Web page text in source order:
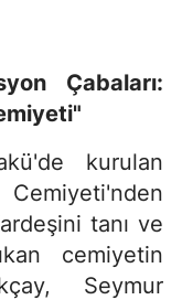
Çabaları:
kurulan
tanı ve
cemiyetin
Seymur